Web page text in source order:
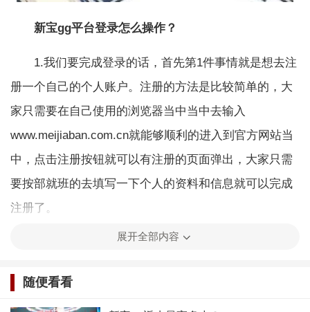
新宝gg平台登录怎么操作？
1.我们要完成登录的话，首先第1件事情就是想去注
册一个自己的个人账户。注册的方法是比较简单的，大
家只需要在自己使用的浏览器当中当中去输入
www.meijiaban.com.cn就能够顺利的进入到官方网站当
中，点击注册按钮就可以有注册的页面弹出，大家只需
要按部就班的去填写一下个人的资料和信息就可以完成
注册了。
展开全部内容
随便看看